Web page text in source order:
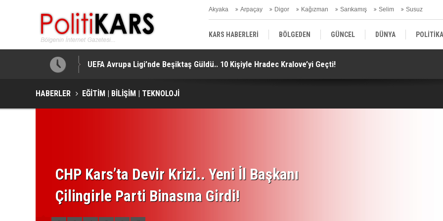
Akyaka Arpaçay Digor Kağızman Sarıkamış Selim Susuz
KARS HABERLERİ BÖLGEDEN GÜNCEL DÜNYA POLİTİKA
EKONOMİ | FİNANS | OTOMOTİV KÜLTÜR | SANAT | MAGAZİN
UEFA Avrupa Ligi’nde Beşiktaş Güldü.. 10 Kişiyle Hradec Kralove’yi Geçti!
HABERLER EĞİTİM | BİLİŞİM | TEKNOLOJİ
CHP Kars’ta Devir Krizi.. Yeni İl Başkanı
Çilingirle Parti Binasına Girdi!